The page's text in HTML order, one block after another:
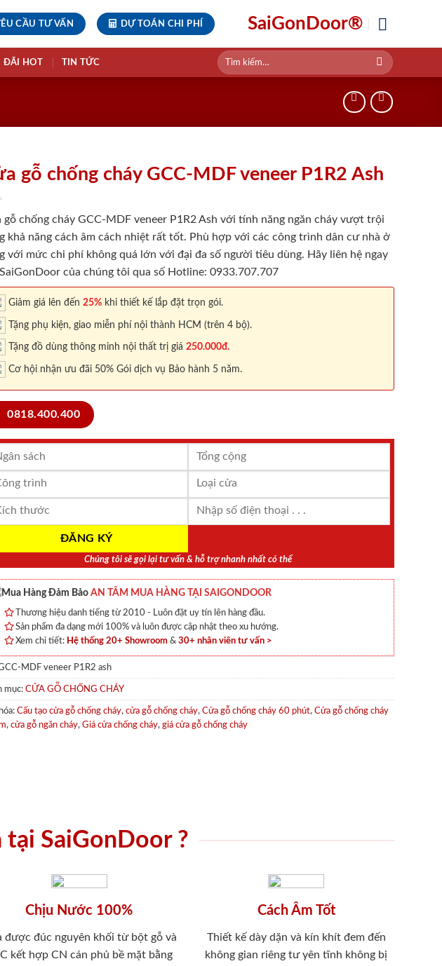
CẦU TƯ VẤN DỰ TOÁN CHI PHÍ SaiGonDoor®
ĐÃI HOT TIN TỨC
Tìm
kiếm:
gỗ chống cháy GCC-MDF veneer P1R2 Ash
gỗ chống cháy GCC-MDF veneer P1R2 Ash với tính năng ngăn cháy vượt trội
khả năng cách âm cách nhiệt rất tốt. Phù hợp với các công trình dân cư nhà ở
với mức chi phí không quá lớn với đại đa số người tiêu dùng. Hãy liên hệ ngay
của chúng tôi qua số Hotline: 0933.707.707
Giảm giá lên đến 25% khi thiết kế lắp đặt trọn gói.
Tặng phụ kiện, giao miễn phí nội thành HCM (trên 4 bộ).
Tặng đồ dùng thông minh nội thất trị giá 250.000đ.
Cơ hội nhận ưu đãi 50% Gói dịch vụ Bảo hành 5 năm.
0818.400.400
Chúng tôi sẽ gọi lại tư vấn & hỗ trợ nhanh nhất có thể
AN TÂM MUA HÀNG TẠI SAIGONDOOR
Thương hiệu danh tiếng từ 2010 - Luôn đặt uy tín lên hàng đầu.
Sản phẩm đa dạng mới 100% và luôn được cập nhật theo xu hướng.
Xem chi tiết: Hệ thống 20+ Showroom & 30+ nhân viên tư vấn >
MDF veneer P1R2 ash
mục: CỬA GỖ CHỐNG CHÁY
Cấu tạo cửa gỗ chống cháy, cửa gỗ chống cháy, Cửa gỗ chống cháy 60 phút, Cửa gỗ chống cháy
, cửa gỗ ngăn cháy, Giá cửa chống cháy, giá cửa gỗ chống cháy
tại SaiGonDoor ?
Chịu Nước 100%
được đúc nguyên khối từ bột gỗ và
kết hợp CN cán phủ bề mặt bằng
Cách Âm Tốt
Thiết kế dày dặn và kín khít đem đến
không gian riêng tư yên tĩnh không bị